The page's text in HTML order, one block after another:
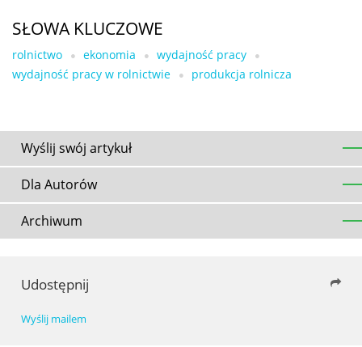
SŁOWA KLUCZOWE
rolnictwo ekonomia
wydajność pracy
wydajność pracy w rolnictwie
produkcja rolnicza
Wyślij swój artykuł
Dla Autorów
Archiwum
Udostępnij
Wyślij mailem